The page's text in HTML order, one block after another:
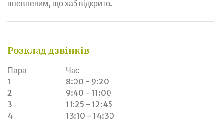
впевненим, що хаб відкрито.
Розклад дзвінків
Пара
Час
1
8:00 - 9:20
2
9:40 - 11:00
3
11:25 - 12:45
4
13:10 - 14:30